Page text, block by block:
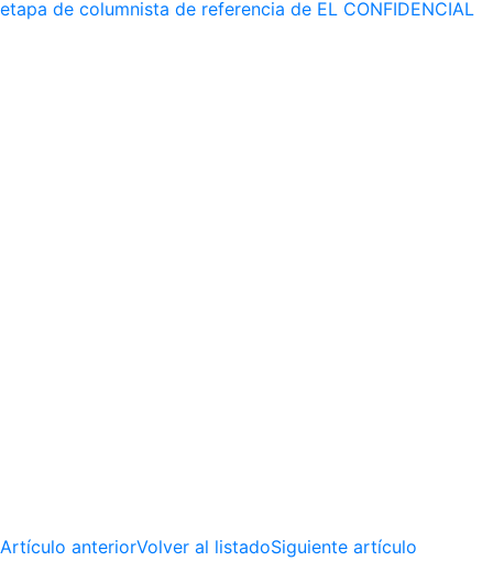
etapa de columnista de referencia de EL CONFIDENCIAL
Artículo anteriorVolver al listadoSiguiente artículo